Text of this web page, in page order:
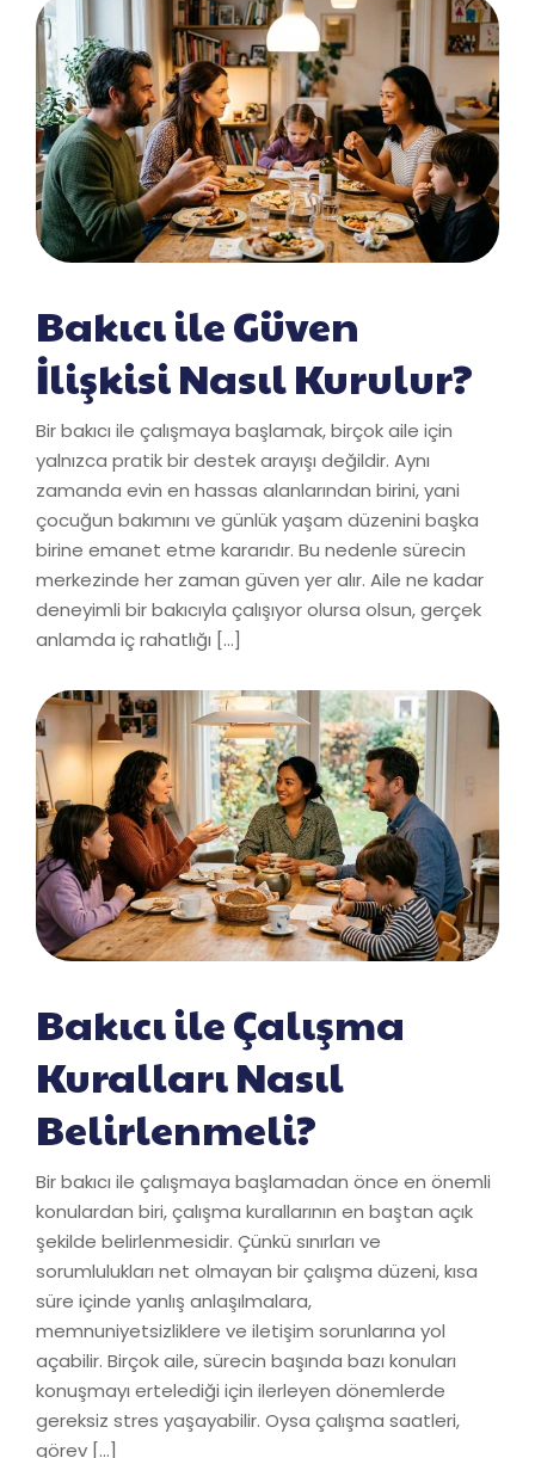
Bakıcı ile Güven
İlişkisi Nasıl Kurulur?
Bir bakıcı ile çalışmaya başlamak, birçok aile için
yalnızca pratik bir destek arayışı değildir. Aynı
zamanda evin en hassas alanlarından birini, yani
çocuğun bakımını ve günlük yaşam düzenini başka
birine emanet etme kararıdır. Bu nedenle sürecin
merkezinde her zaman güven yer alır. Aile ne kadar
deneyimli bir bakıcıyla çalışıyor olursa olsun, gerçek
anlamda iç rahatlığı […]
Bakıcı ile Çalışma
Kuralları Nasıl
Belirlenmeli?
Bir bakıcı ile çalışmaya başlamadan önce en önemli
konulardan biri, çalışma kurallarının en baştan açık
şekilde belirlenmesidir. Çünkü sınırları ve
sorumlulukları net olmayan bir çalışma düzeni, kısa
süre içinde yanlış anlaşılmalara,
memnuniyetsizliklere ve iletişim sorunlarına yol
açabilir. Birçok aile, sürecin başında bazı konuları
konuşmayı ertelediği için ilerleyen dönemlerde
gereksiz stres yaşayabilir. Oysa çalışma saatleri,
görev […]